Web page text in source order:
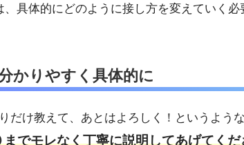
、具体的にどのように接し方を変えていく必
かりやすく具体的に
だけ教えて、あとはよろしく！というよう
までモレなく丁寧に説明してあげてくだ